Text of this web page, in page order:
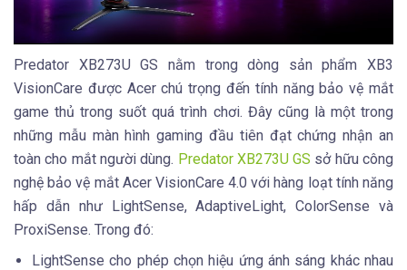
Predator XB273U GS nằm trong dòng sản phẩm XB3
VisionCare được Acer chú trọng đến tính năng bảo vệ mắt
game thủ trong suốt quá trình chơi. Đây cũng là một trong
những mẫu màn hình gaming đầu tiên đạt chứng nhận an
toàn cho mắt người dùng. Predator XB273U GS sở hữu công
nghệ bảo vệ mắt Acer VisionCare 4.0 với hàng loạt tính năng
hấp dẫn như LightSense, AdaptiveLight, ColorSense và
ProxiSense. Trong đó:
LightSense cho phép chọn hiệu ứng ánh sáng khác nhau